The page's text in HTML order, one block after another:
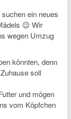
ein neues
😉 Wir
wegen Umzug
könnten, denn
soll
und mögen
vom Köpfchen